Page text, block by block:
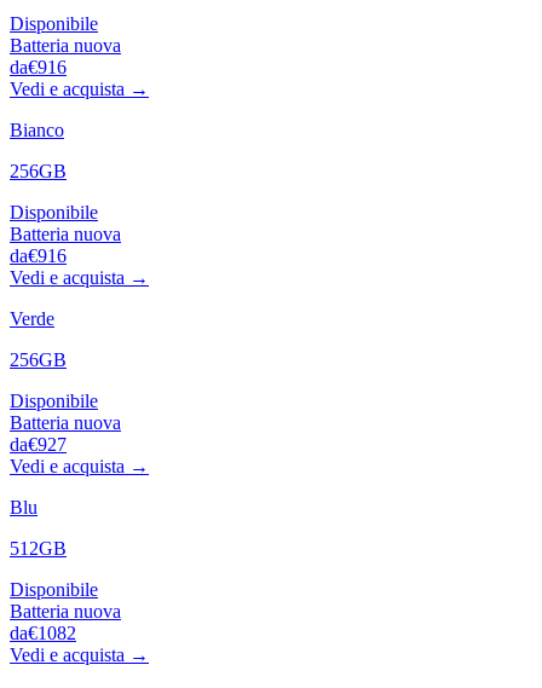
Disponibile
Batteria nuova
da€916
Vedi e acquista →
Bianco
256GB
Disponibile
Batteria nuova
da€916
Vedi e acquista →
Verde
256GB
Disponibile
Batteria nuova
da€927
Vedi e acquista →
Blu
512GB
Disponibile
Batteria nuova
da€1082
Vedi e acquista →